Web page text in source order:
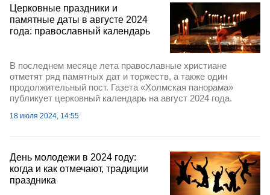
Церковные праздники и
памятные даты в августе 2024
года: православный календарь
В последнем месяце лета православные христиане
отметят ряд памятных дат и торжеств, а также один
продолжительный пост. Газета «Холмская панорама»
публикует церковный календарь на август 2024 года.
18 июля 2024, 14:55
День молодежи в 2024 году:
когда и как отмечают, традиции
праздника